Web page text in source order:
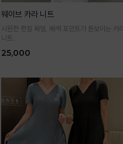
웨이브 카라 니트
시원한 펀칭 짜임, 배색 포인트가 돋보이는 카라
니트
하게 입어요
25,000